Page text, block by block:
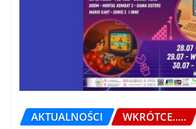
AKTUALNOŚCI WKRÓTCE.....